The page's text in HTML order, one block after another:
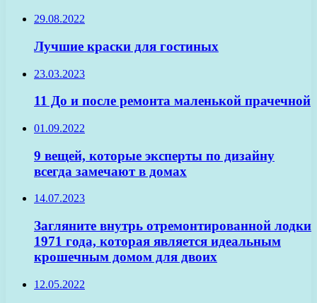
29.08.2022
Лучшие краски для гостиных
23.03.2023
11 До и после ремонта маленькой прачечной
01.09.2022
9 вещей, которые эксперты по дизайну
всегда замечают в домах
14.07.2023
Загляните внутрь отремонтированной лодки
1971 года, которая является идеальным
крошечным домом для двоих
12.05.2022